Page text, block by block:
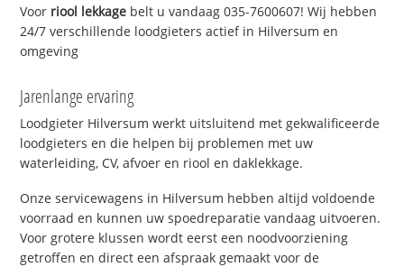
Voor riool lekkage belt u vandaag 035-7600607! Wij hebben
24/7 verschillende loodgieters actief in Hilversum en
omgeving
Jarenlange ervaring
Loodgieter Hilversum werkt uitsluitend met gekwalificeerde
loodgieters en die helpen bij problemen met uw
waterleiding, CV, afvoer en riool en daklekkage.
Onze servicewagens in Hilversum hebben altijd voldoende
voorraad en kunnen uw spoedreparatie vandaag uitvoeren.
Voor grotere klussen wordt eerst een noodvoorziening
getroffen en direct een afspraak gemaakt voor de